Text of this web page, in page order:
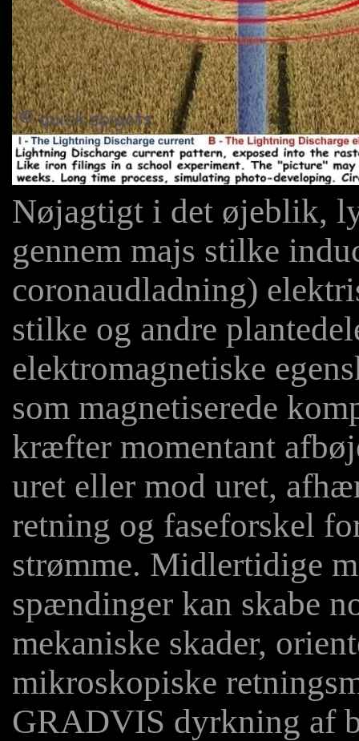
Nøjagtigt i det øjeblik,
gennem majs stilke
coronaudladning)
stilke og andre
elektromagnetiske
som magnetiserede
kræfter momentant
uret eller mod uret,
retning og faseforskel
strømme. Midlertidige
spændinger kan skabe
mekaniske skader,
mikroskopiske
GRADVIS dyrkning af